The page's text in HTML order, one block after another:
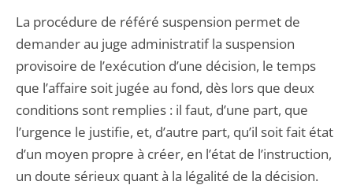
La procédure de référé suspension permet de
demander au juge administratif la suspension
provisoire de l’exécution d’une décision, le temps
que l’affaire soit jugée au fond, dès lors que deux
conditions sont remplies : il faut, d’une part, que
l’urgence le justifie, et, d’autre part, qu’il soit fait état
d’un moyen propre à créer, en l’état de l’instruction,
un doute sérieux quant à la légalité de la décision.